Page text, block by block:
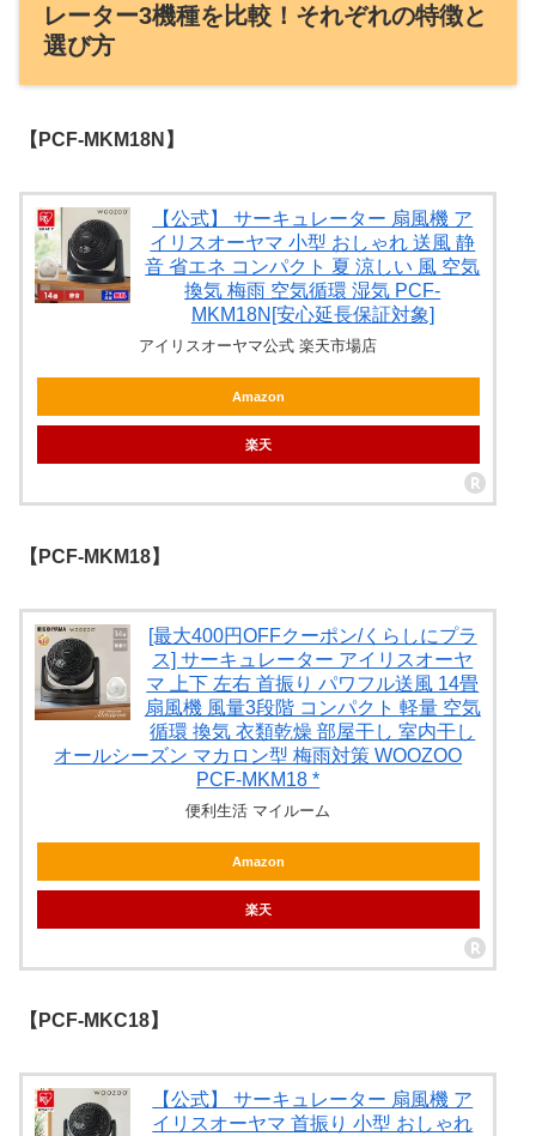
レーター3機種を比較！それぞれの特徴と
選び方
【PCF-MKM18N】
【公式】 サーキュレーター 扇風機 ア
イリスオーヤマ 小型 おしゃれ 送風 静
音 省エネ コンパクト 夏 涼しい 風 空気
換気 梅雨 空気循環 湿気 PCF-
MKM18N[安心延長保証対象]
アイリスオーヤマ公式 楽天市場店
Amazon
楽天
【PCF-MKM18】
[最大400円OFFクーポン/くらしにプラ
ス] サーキュレーター アイリスオーヤ
マ 上下 左右 首振り パワフル送風 14畳
扇風機 風量3段階 コンパクト 軽量 空気
循環 換気 衣類乾燥 部屋干し 室内干し
オールシーズン マカロン型 梅雨対策 WOOZOO
PCF-MKM18 *
便利生活 マイルーム
Amazon
楽天
【PCF-MKC18】
【公式】 サーキュレーター 扇風機 ア
イリスオーヤマ 首振り 小型 おしゃれ